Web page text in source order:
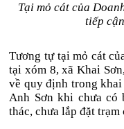
Tại mỏ cát của
tiếp
Tương tự tại mỏ cát
tại xóm 8, xã Khai
về quy định trong khai
Anh Sơn khi chưa có
thác, chưa lắp đặt trạm